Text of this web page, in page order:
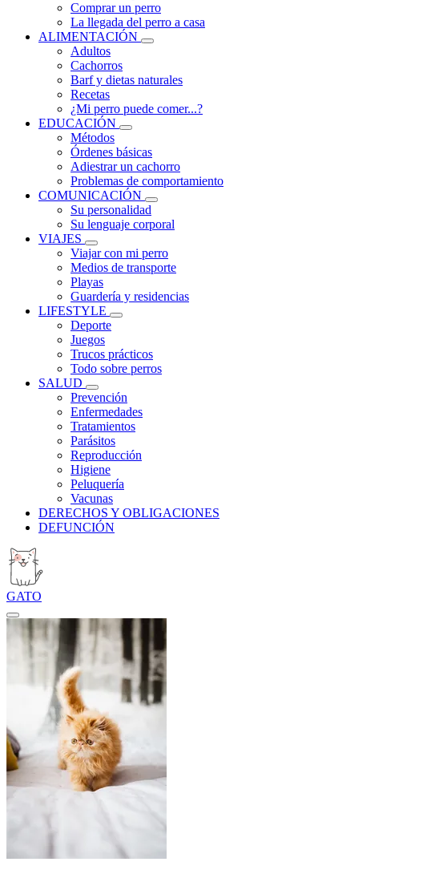
Comprar un perro
La llegada del perro a casa
ALIMENTACIÓN
Adultos
Cachorros
Barf y dietas naturales
Recetas
¿Mi perro puede comer...?
EDUCACIÓN
Métodos
Órdenes básicas
Adiestrar un cachorro
Problemas de comportamiento
COMUNICACIÓN
Su personalidad
Su lenguaje corporal
VIAJES
Viajar con mi perro
Medios de transporte
Playas
Guardería y residencias
LIFESTYLE
Deporte
Juegos
Trucos prácticos
Todo sobre perros
SALUD
Prevención
Enfermedades
Tratamientos
Parásitos
Reproducción
Higiene
Peluquería
Vacunas
DERECHOS Y OBLIGACIONES
DEFUNCIÓN
GATO